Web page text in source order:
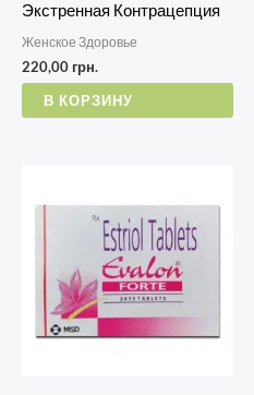
Экстренная Контрацепция
Женское Здоровье
220,00 грн.
В КОРЗИНУ